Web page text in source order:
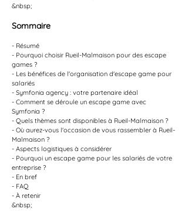
&nbsp;
Sommaire
- Résumé
- Pourquoi choisir Rueil-Malmaison pour des escape
games ?
- Les bénéfices de l'organisation d'escape game pour
salariés
- Symfonia agency : votre partenaire idéal
- Comment se déroule un escape game avec
Symfonia ?
- Quels thèmes sont disponibles à Rueil-Malmaison ?
- Où aurez-vous l'occasion de vous rassembler à Rueil-
Malmaison ?
- Aspects logistiques à considérer
- Pourquoi un escape game pour les salariés de votre
entreprise ?
- En bref
- FAQ
- À retenir
&nbsp;